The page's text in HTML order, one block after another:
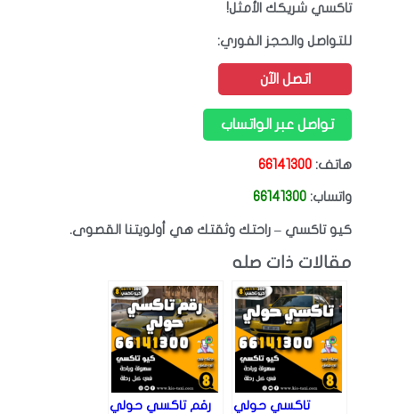
تاكسي شريكك الأمثل!
للتواصل والحجز الفوري:
اتصل الآن
تواصل عبر الواتساب
هاتف: 66141300
واتساب: 66141300
كيو تاكسي – راحتك وثقتك هي أولويتنا القصوى.
مقالات ذات صله
تاكسي حولي رقم تاكسي حولي